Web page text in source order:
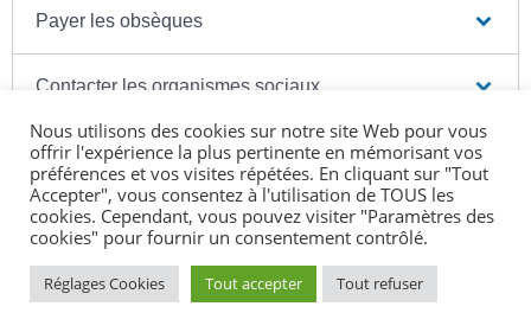
Payer les obsèques
Contacter les organismes sociaux
Gérer les papiers et les données personnelles de
la personne décédée
Déterminer ce qu'il faut faire concernant les
impôts (si la personne décédée était mariée)
Nous utilisons des cookies sur notre site Web pour vous
offrir l'expérience la plus pertinente en mémorisant vos
préférences et vos visites répétées. En cliquant sur "Tout
Accepter", vous consentez à l'utilisation de TOUS les
cookies. Cependant, vous pouvez visiter "Paramètres des
cookies" pour fournir un consentement contrôlé.
Réglages Cookies Tout accepter Tout refuser